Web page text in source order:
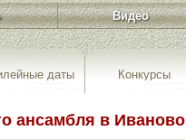
Видео
даты Конкурсы
ансамбля в Иваново